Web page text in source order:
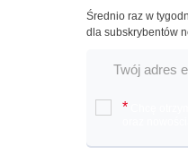
Średnio raz w
dla subskrybentów
*